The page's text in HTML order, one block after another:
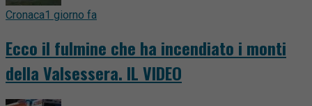
Cronaca1 giorno fa
Ecco il fulmine che ha incendiato i monti
della Valsessera. IL VIDEO